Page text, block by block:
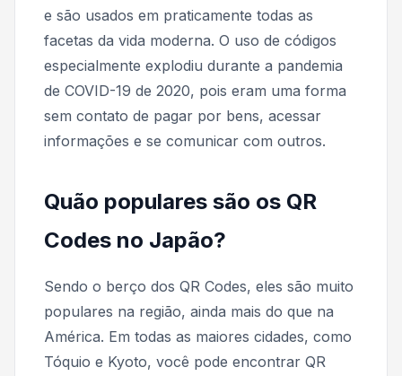
e são usados em praticamente todas as
facetas da vida moderna. O uso de códigos
especialmente explodiu durante a pandemia
de COVID-19 de 2020, pois eram uma forma
sem contato de pagar por bens, acessar
informações e se comunicar com outros.
Quão populares são os QR
Codes no Japão?
Sendo o berço dos QR Codes, eles são muito
populares na região, ainda mais do que na
América. Em todas as maiores cidades, como
Tóquio e Kyoto, você pode encontrar QR